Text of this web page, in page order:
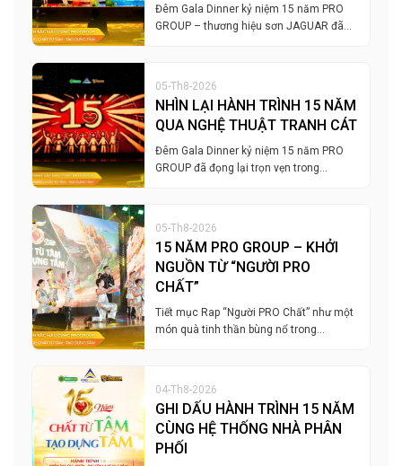
Đêm Gala Dinner kỷ niệm 15 năm PRO
GROUP – thương hiệu sơn JAGUAR đã…
05-Th8-2026
NHÌN LẠI HÀNH TRÌNH 15 NĂM
QUA NGHỆ THUẬT TRANH CÁT
Đêm Gala Dinner kỷ niệm 15 năm PRO
GROUP đã đọng lại trọn vẹn trong…
05-Th8-2026
15 NĂM PRO GROUP – KHỞI
NGUỒN TỪ “NGƯỜI PRO
CHẤT”
Tiết mục Rap “Người PRO Chất” như một
món quà tinh thần bùng nổ trong…
04-Th8-2026
GHI DẤU HÀNH TRÌNH 15 NĂM
CÙNG HỆ THỐNG NHÀ PHÂN
PHỐI